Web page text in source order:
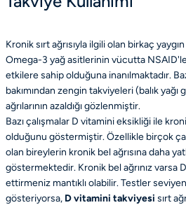
Kronik sırt ağrısıyla ilgili olan birkaç
Omega-3 yağ asitlerinin vücutta
etkilere sahip olduğuna inanılmaktadır.
bakımından zengin takviyeleri (balık yağı
ağrılarının azaldığı gözlenmiştir.
Bazı çalışmalar D vitamini eksikliği ile
olduğunu göstermiştir. Özellikle birçok
olan bireylerin kronik bel ağrısına daha
göstermektedir. Kronik bel ağrınız varsa
ettirmeniz mantıklı olabilir. Testler
gösteriyorsa, D vitamini takviyesi sırt